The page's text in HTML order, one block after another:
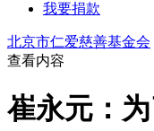
我要捐款
北京市仁爱慈善基金会
查看内容
崔永元：